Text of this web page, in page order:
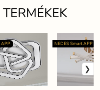
APP NEDES Smart APP